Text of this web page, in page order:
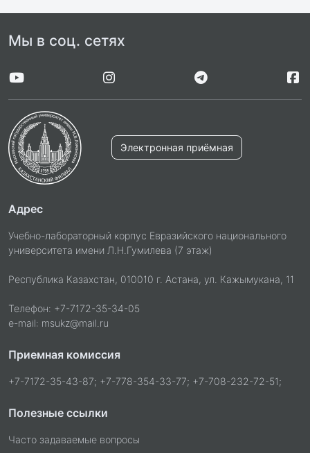
Мы в соц. сетях
Электронная приёмная
Адрес
Учебно-лабораторный корпус Евразийского национального
университета имени Л.Н.Гумилева (7 этаж)
Республика Казахстан, 010010 г. Астана, ул. Кажымукана, 11
Телефон: +7-7172-35-34-05
e-mail: msukz@mail.ru
Приемная комиссия
+7-7172-35-43-87; +7-778-354-33-77; +7-708-232-72-51;
Полезные ссылки
Часто задаваемые вопросы